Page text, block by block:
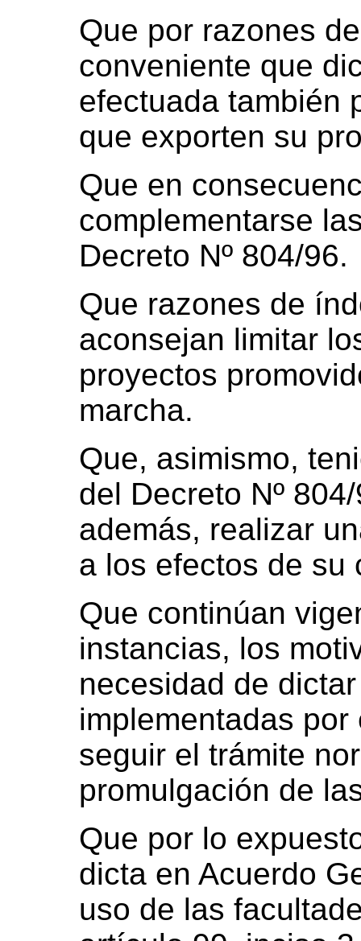
Que por razones
conveniente que
efectuada también
que exporten su
Que en
complementarse
Decreto Nº 804/96.
Que razones de
aconsejan limitar
proyectos
marcha.
Que, asimismo,
del Decreto Nº
además, realizar
a los efectos de su
Que continúan
instancias, los
necesidad de
implementadas por
seguir el trámite
promulgación de
Que por lo
dicta en Acuerdo
uso de las